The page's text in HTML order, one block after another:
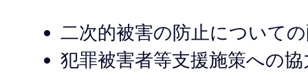
二次的被害の防止について
犯罪被害者等支援施策への協